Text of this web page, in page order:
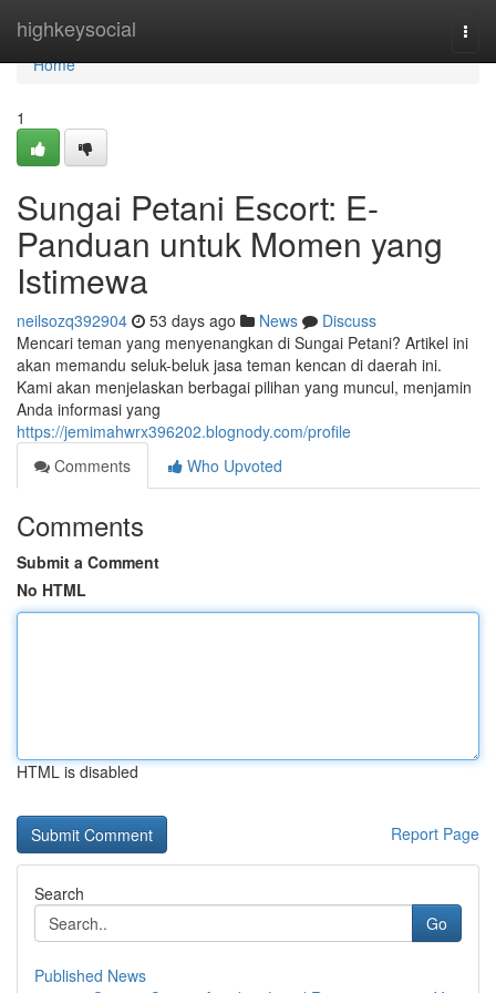
highkeysocial
Home
Home
1
Sungai Petani Escort: E-
Panduan untuk Momen yang
Istimewa
neilsozq392904 53 days ago News
Discuss
Mencari teman yang menyenangkan di Sungai Petani? Artikel ini
akan memandu seluk-beluk jasa teman kencan di daerah ini.
Kami akan menjelaskan berbagai pilihan yang muncul, menjamin
Anda informasi yang
https://jemimahwrx396202.blognody.com/profile
Comments
Who Upvoted
Comments
Submit a Comment
No HTML
HTML is disabled
Report Page
Search
Go
Published News